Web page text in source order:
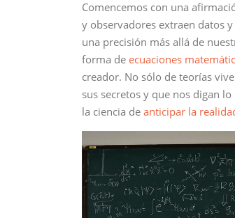
Comencemos con una
y observadores extraen datos
una precisión más allá de
forma de ecuaciones
creador. No sólo de teorías
sus secretos y que nos digan
la ciencia de anticipar la